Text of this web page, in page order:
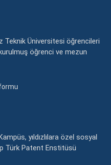
Teknik Üniversitesi öğrencileri
öğrenci ve mezun
yıldızlılara özel sosyal
Türk Patent Enstitüsü